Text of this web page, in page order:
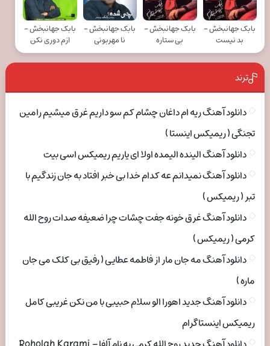
بابک جهانبخش -
بد نیست
بابک جهانبخش -
بی ستاره
بابک جهانبخش -
نا مهربونی
بابک جهانبخش -
ازم دوری نکن
ترند
دانلود آهنگ ریه ام داغان چشام کم سو داریم غرق میشیم رامین
تجنگی ( ریمیکس اینستا )
دانلود آهنگ الینده الیمده اولا ای یاریم ریمیکس اسی بیت
دانلود آهنگ نمیدانم عه کدام خدا بی خبر افتاد به جان زندگیم با
تبر ( ریمیکس )
دانلود آهنگ غرق خونه جفت چشات چرا ضعیفه صدات روح الله
کرمی ( ریمیکس )
دانلود آهنگ مه جان مار از فاطمه عطایی ( رفیق بی کلک می جان
ماره )
دانلود آهنگ جدید اهورا الو سلام حبیبی با من نکن غریبی کامل
ریمیکس اینستاگرام